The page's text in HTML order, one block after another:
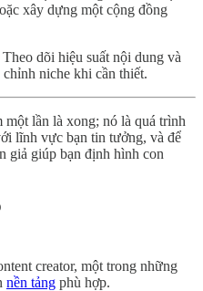
xây dựng một cộng đồng
Theo dõi hiệu suất nội dung và
niche khi cần thiết.
lần là xong; nó là quá trình
lĩnh vực bạn tin tưởng, và để
giả giúp bạn định hình con
creator, một trong những
nền tảng phù hợp.